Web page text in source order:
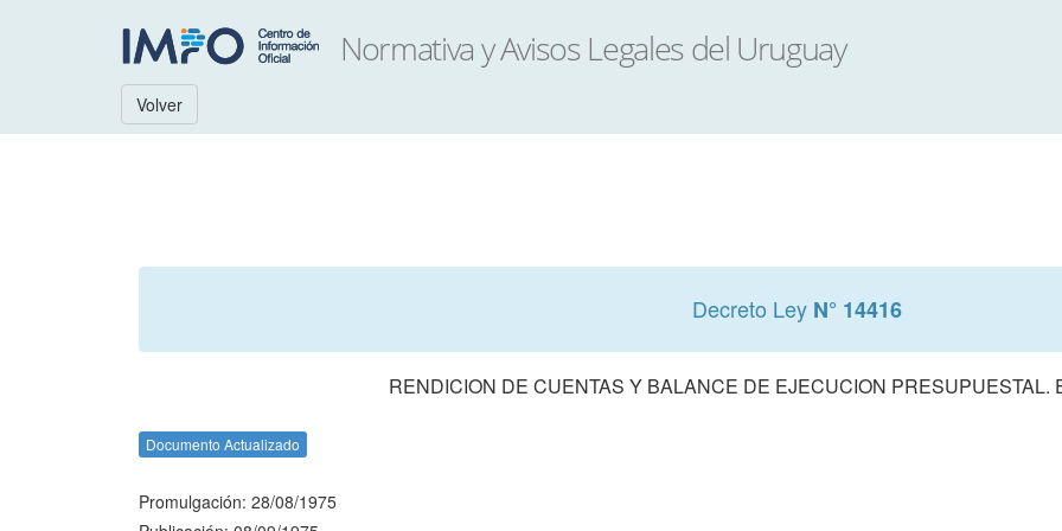
Volver
Decreto Ley N° 14416
RENDICION DE CUENTAS Y BALANCE DE EJECUCION PRESUPUESTAL.
Documento Actualizado
Promulgación: 28/08/1975